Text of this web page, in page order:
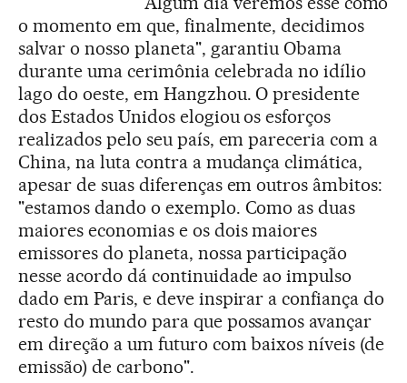
o momento em que, finalmente, decidimos
salvar o nosso planeta", garantiu Obama
durante uma cerimônia celebrada no idílio
lago do oeste, em Hangzhou. O presidente
dos Estados Unidos elogiou os esforços
realizados pelo seu país, em pareceria com a
China, na luta contra a mudança climática,
apesar de suas diferenças em outros âmbitos:
"estamos dando o exemplo. Como as duas
maiores economias e os dois maiores
emissores do planeta, nossa participação
nesse acordo dá continuidade ao impulso
dado em Paris, e deve inspirar a confiança do
resto do mundo para que possamos avançar
em direção a um futuro com baixos níveis (de
emissão) de carbono".